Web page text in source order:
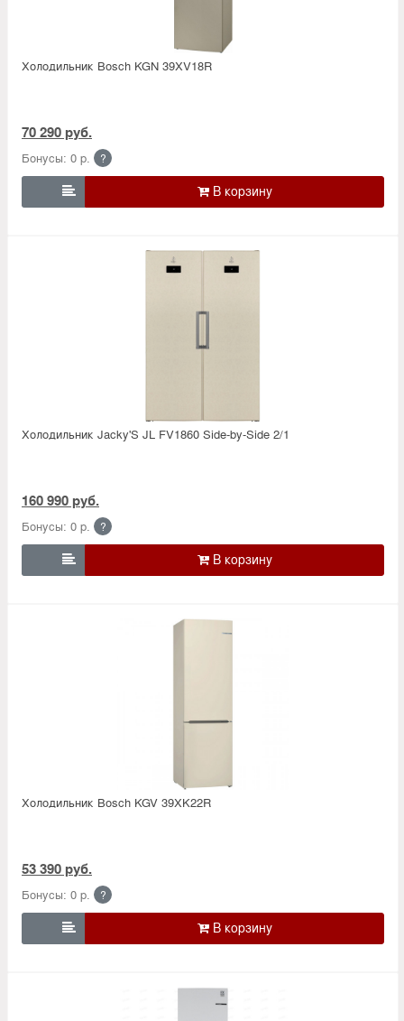
Холодильник Bosсh KGN 39XV18R
70 290 руб.
Бонусы: 0 р. ?

Холодильник Jacky'S JL FV1860 Side-by-Side 2/1
160 990 руб.
Бонусы: 0 р. ?

Холодильник Bosсh KGV 39XK22R
53 390 руб.
Бонусы: 0 р. ?
